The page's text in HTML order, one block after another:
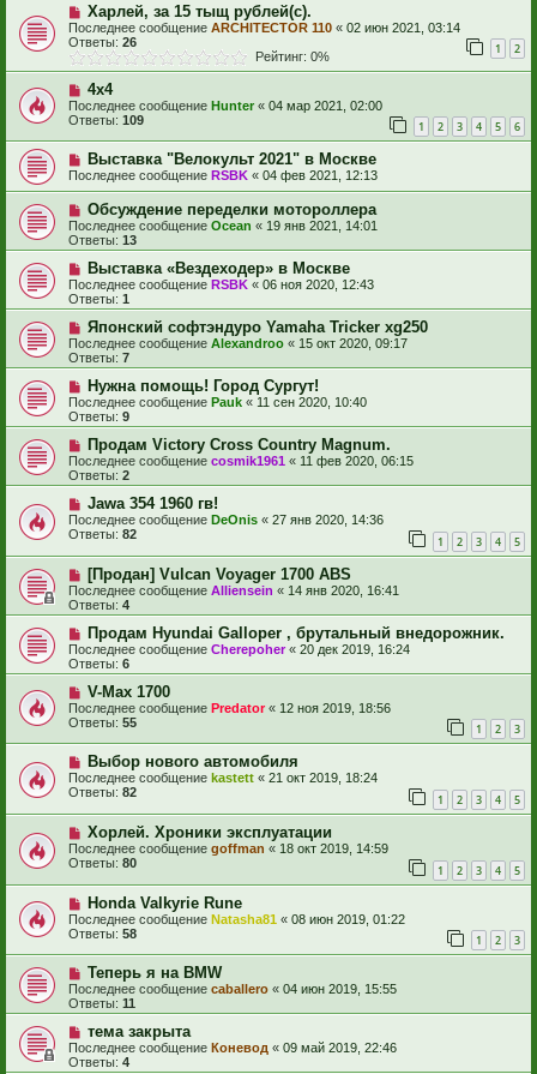
Харлей, за 15 тыщ рублей(с).
Последнее сообщение ARCHITECTOR 110 « 02 июн 2021, 03:14
Ответы: 26 1 2
Рейтинг: 0%
4х4
Последнее сообщение Hunter « 04 мар 2021, 02:00
Ответы: 109 1 2 3 4 5 6
Выставка "Велокульт 2021" в Москве
Последнее сообщение RSBK « 04 фев 2021, 12:13
Обсуждение переделки мотороллера
Последнее сообщение Ocean « 19 янв 2021, 14:01
Ответы: 13
Выставка «Вездеходер» в Москве
Последнее сообщение RSBK « 06 ноя 2020, 12:43
Ответы: 1
Японский софтэндуро Yamaha Tricker xg250
Последнее сообщение Alexandroo « 15 окт 2020, 09:17
Ответы: 7
Нужна помощь! Город Сургут!
Последнее сообщение Pauk « 11 сен 2020, 10:40
Ответы: 9
Продам Victory Cross Country Magnum.
Последнее сообщение cosmik1961 « 11 фев 2020, 06:15
Ответы: 2
Jawa 354 1960 гв!
Последнее сообщение DeOnis « 27 янв 2020, 14:36
Ответы: 82 1 2 3 4 5
[Продан] Vulcan Voyager 1700 ABS
Последнее сообщение Alliensein « 14 янв 2020, 16:41
Ответы: 4
Продам Hyundai Galloper , брутальный внедорожник.
Последнее сообщение Cherepoher« 20 дек 2019, 16:24
Ответы: 6
V-Max 1700
Последнее сообщение Predator« 12 ноя 2019, 18:56
Ответы: 55 1 2 3
Выбор нового автомобиля
Последнее сообщение kastett « 21 окт 2019, 18:24
Ответы: 82 1 2 3 4 5
Хорлей. Хроники эксплуатации
Последнее сообщение goffman « 18 окт 2019, 14:59
Ответы: 80 1 2 3 4 5
Honda Valkyrie Rune
Последнее сообщение Natasha81 « 08 июн 2019, 01:22
Ответы: 58 1 2 3
Теперь я на BMW
Последнее сообщение caballero « 04 июн 2019, 15:55
Ответы: 11
тема закрыта
Последнее сообщение Коневод « 09 май 2019, 22:46
Ответы: 4